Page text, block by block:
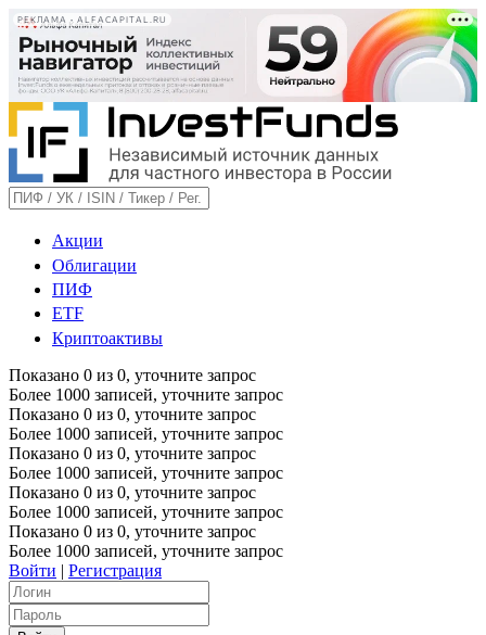
РЕКЛАМА • ALFACAPITAL.RU
Акции
Облигации
ПИФ
ETF
Криптоактивы
Показано 0 из 0, уточните запрос
Более 1000 записей, уточните запрос
Показано 0 из 0, уточните запрос
Более 1000 записей, уточните запрос
Показано 0 из 0, уточните запрос
Более 1000 записей, уточните запрос
Показано 0 из 0, уточните запрос
Более 1000 записей, уточните запрос
Показано 0 из 0, уточните запрос
Более 1000 записей, уточните запрос
Войти | Регистрация